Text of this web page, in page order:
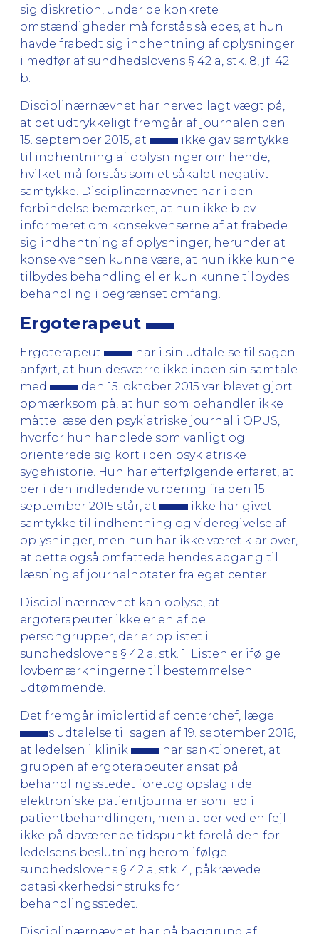
sig diskretion, under de konkrete
omstændigheder må forstås således, at hun
havde frabedt sig indhentning af oplysninger
i medfør af sundhedslovens § 42 a, stk. 8, jf. 42
b.
Disciplinærnævnet har herved lagt vægt på,
at det udtrykkeligt fremgår af journalen den
15. september 2015, at
ikke gav samtykke
til indhentning af oplysninger om hende,
hvilket må forstås som et såkaldt negativt
samtykke. Disciplinærnævnet har i den
forbindelse bemærket, at hun ikke blev
informeret om konsekvenserne af at frabede
sig indhentning af oplysninger, herunder at
konsekvensen kunne være, at hun ikke kunne
tilbydes behandling eller kun kunne tilbydes
behandling i begrænset omfang.
Ergoterapeut
Ergoterapeut
har i sin udtalelse til sagen
anført, at hun desværre ikke inden sin samtale
med
den 15. oktober 2015 var blevet gjort
opmærksom på, at hun som behandler ikke
måtte læse den psykiatriske journal i OPUS,
hvorfor hun handlede som vanligt og
orienterede sig kort i den psykiatriske
sygehistorie. Hun har efterfølgende erfaret, at
der i den indledende vurdering fra den 15.
september 2015 står, at
ikke har givet
samtykke til indhentning og videregivelse af
oplysninger, men hun har ikke været klar over,
at dette også omfattede hendes adgang til
læsning af journalnotater fra eget center.
Disciplinærnævnet kan oplyse, at
ergoterapeuter ikke er en af de
persongrupper, der er oplistet i
sundhedslovens § 42 a, stk. 1. Listen er ifølge
lovbemærkningerne til bestemmelsen
udtømmende.
Det fremgår imidlertid af centerchef, læge
s udtalelse til sagen af 19. september 2016,
at ledelsen i klinik
har sanktioneret, at
gruppen af ergoterapeuter ansat på
behandlingsstedet foretog opslag i de
elektroniske patientjournaler som led i
patientbehandlingen, men at der ved en fejl
ikke på daværende tidspunkt forelå den for
ledelsens beslutning herom ifølge
sundhedslovens § 42 a, stk. 4, påkrævede
datasikkerhedsinstruks for
behandlingsstedet.
Disciplinærnævnet har på baggrund af